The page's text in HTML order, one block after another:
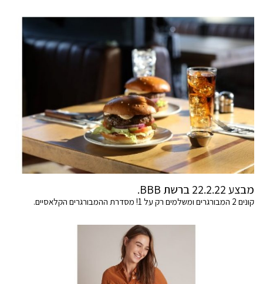
מבצע 22.2.22 ברשת BBB.
קונים 2 המבורגרים ומשלמים רק על 1! מסדרת ההמבורגרים הקלאסיים.